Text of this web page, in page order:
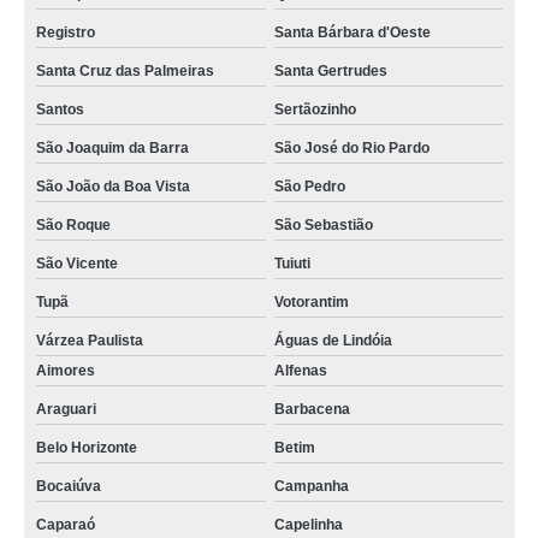
Registro Santa Bárbara d'Oeste
Santa Cruz das Palmeiras Santa Gertrudes
Santos Sertãozinho
São Joaquim da Barra São José do Rio Pardo
São João da Boa Vista São Pedro
São Roque São Sebastião
São Vicente Tuiuti
Tupã Votorantim
Várzea Paulista
Águas de Lindóia
Aimores
Alfenas
Araguari Barbacena
Belo Horizonte Betim
Bocaiúva Campanha
Caparaó Capelinha